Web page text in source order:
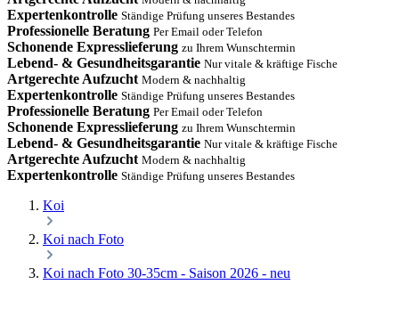
Expertenkontrolle Ständige Prüfung unseres Bestandes
Professionelle Beratung Per Email oder Telefon
Schonende Expresslieferung zu Ihrem Wunschtermin
Lebend- & Gesundheitsgarantie Nur vitale & kräftige Fische
Artgerechte Aufzucht Modern & nachhaltig
Expertenkontrolle Ständige Prüfung unseres Bestandes
Professionelle Beratung Per Email oder Telefon
Schonende Expresslieferung zu Ihrem Wunschtermin
Lebend- & Gesundheitsgarantie Nur vitale & kräftige Fische
Artgerechte Aufzucht Modern & nachhaltig
Expertenkontrolle Ständige Prüfung unseres Bestandes
Koi
Koi nach Foto
Koi nach Foto 30-35cm - Saison 2026 - neu